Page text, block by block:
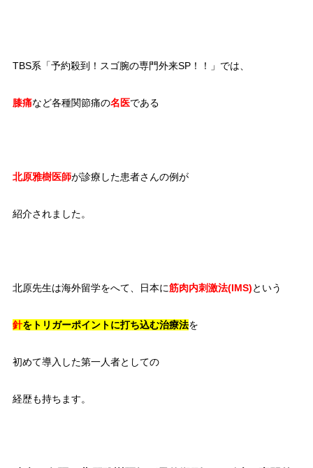
TBS系「予約殺到！スゴ腕の専門外来SP！！」では、
膝痛など各種関節痛の名医である
北原雅樹医師が診療した患者さんの例が
紹介されました。
北原先生は海外留学をへて、日本に筋肉内刺激法(IMS)という
針をトリガーポイントに打ち込む治療法を
初めて導入した第一人者としての
経歴も持ちます。